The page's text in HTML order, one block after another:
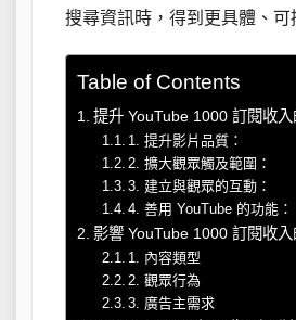
搜尋資訊時，得到更具體、可
Table of Contents
提升 YouTube 1000 訂閱收
1. 提升影片品質：
2. 擴大觀眾觸及範圍：
3. 建立與觀眾的互動：
4. 善用 YouTube 的功能：
影響 YouTube 1000 訂閱收
1. 內容類型
2. 觀眾行為
3. 廣告主需求